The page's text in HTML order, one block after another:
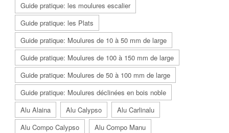
Guide pratique: les moulures escalier
Guide pratique: les Plats
Guide pratique: Moulures de 10 à 50 mm de large
Guide pratique: Moulures de 100 à 150 mm de large
Guide pratique: Moulures de 50 à 100 mm de large
Guide pratique: Moulures déclinées en bois noble
Alu Alaina
Alu Calypso
Alu Carlinalu
Alu Compo Calypso
Alu Compo Manu